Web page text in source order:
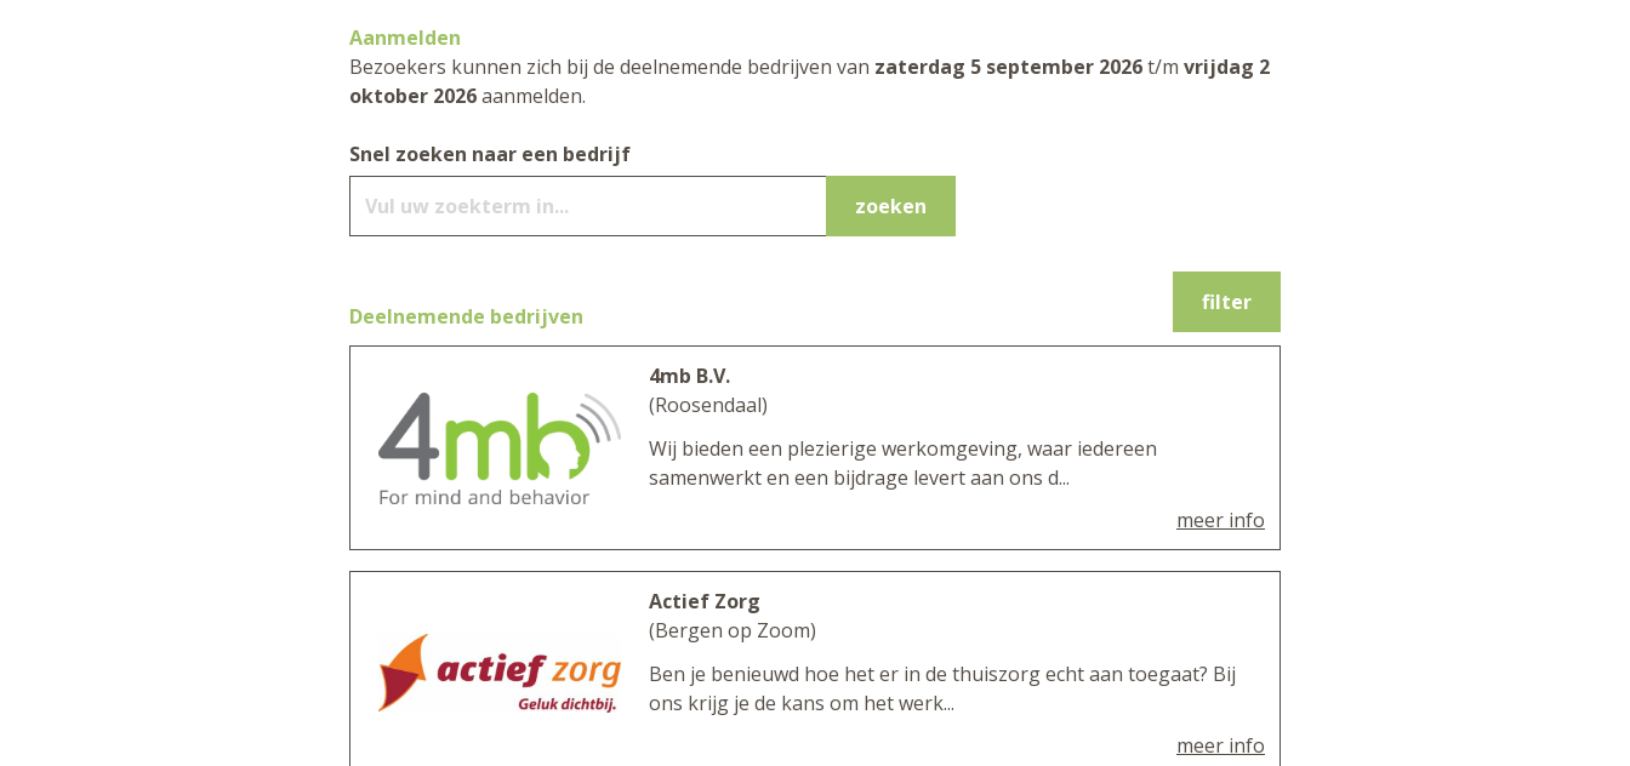
Aanmelden
Bezoekers kunnen zich bij de deelnemende bedrijven van zaterdag 5 september 2026t/m vrijdag 2
oktober 2026aanmelden.
Snel zoeken naar een bedrijf
Deelnemende bedrijven
filter
4mb B.V.
(Roosendaal)
Wij bieden een plezierige werkomgeving, waar iedereen
samenwerkt en een bijdrage levert aan ons d...
meer info
Actief Zorg
(Bergen op Zoom)
Ben je benieuwd hoe het er in de thuiszorg echt aan toegaat? Bij
ons krijg je de kans om het werk...
meer info